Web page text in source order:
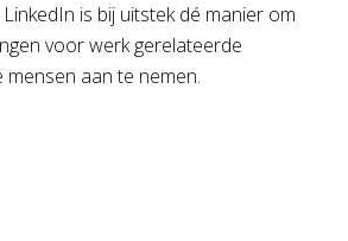
is bij uitstek dé manier om
voor werk gerelateerde
aan te nemen.